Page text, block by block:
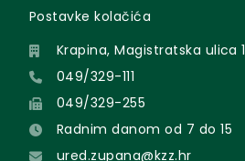
Postavke kolačića
Krapina, Magistratska ulica 1
049/329-111
049/329-255
Radnim danom od 7 do 15
ured.zupana@kzz.hr